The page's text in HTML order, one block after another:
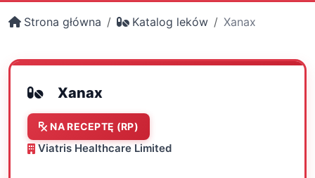
Strona główna Katalog leków Xanax
Xanax
NA RECEPTĘ (RP)
Viatris Healthcare Limited